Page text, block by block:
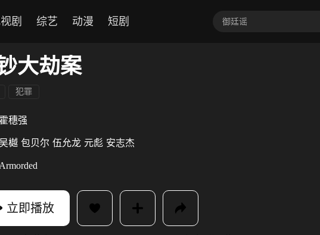
剧 综艺 动漫 短剧
大劫案
犯罪
霍穗强
樾 包贝尔 伍允龙 元彪 安志杰
Armorded
立即播放